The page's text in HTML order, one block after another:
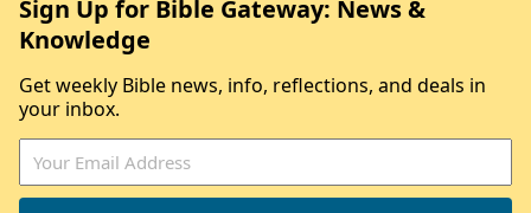
Sign Up for Bible Gateway: News &
Knowledge
Get weekly Bible news, info, reflections, and deals in
your inbox.